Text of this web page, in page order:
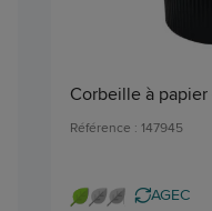
Corbeille à papier
Référence : 147945
AGEC